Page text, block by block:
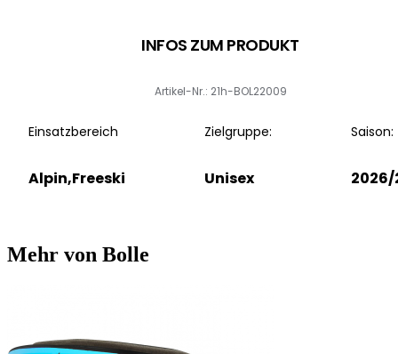
INFOS ZUM PRODUKT
Artikel-Nr.: 21h-BOL22009
Einsatzbereich
Alpin,Freeski
Zielgruppe:
Unisex
Saison:
2026/
Mehr von Bolle